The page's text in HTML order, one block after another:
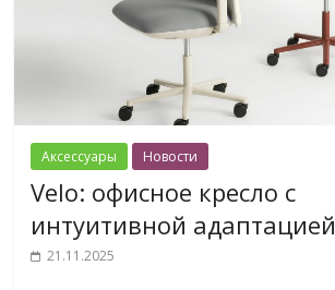
Аксессуары Новости
Velo: офисное кресло с
интуитивной адаптацией
21.11.2025